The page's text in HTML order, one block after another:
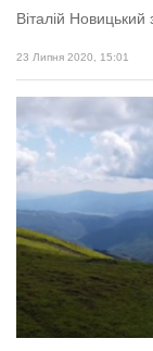
Віталій Новицький
23 Липня 2020, 15:01